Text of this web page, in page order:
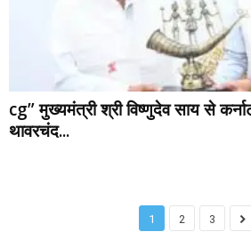
cg” मुख्यमंत्री श्री विष्णुदेव साय से
थावरचंद...
1 2 3